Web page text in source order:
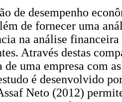
de desempenho
de fornecer uma
na análise financeira
Através destas
de uma empresa com
é desenvolvido
Neto (2012)